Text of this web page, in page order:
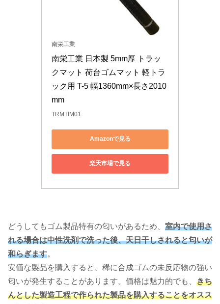
南栄工業
南栄工業 日本製 5mm厚 トラッ
クマット 荷台ゴムマット 軽トラ
ック用 T-5 幅1360mm×長さ2010
mm
TRMTIM01
Amazonで見る
楽天市場で見る
どうしてもゴム製品特有の匂いがあるため、 室内で使用さ
れる場合は中性洗剤で洗った後、天日干しされると匂いが
和らぎます。
安価な製品を購入すると、稀に合成ゴムの未反応物の強い
匂いが発生することがあります。価格は魅力的でも、 きち
んとした製造工程で作られた製品を購入することをオスス